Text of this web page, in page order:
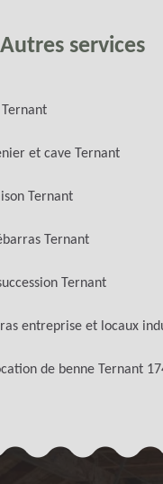
Autres services
et cave Ternant
Ternant
Ternant
Ternant
entreprise et locaux
de benne Ternant